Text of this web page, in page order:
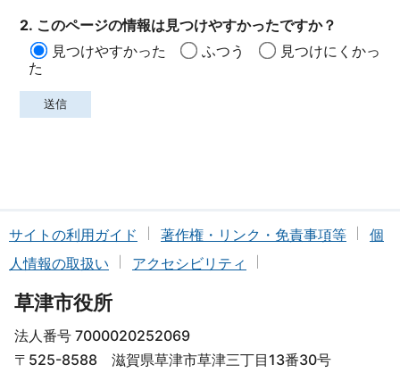
2. このページの情報は見つけやすかったですか？
見つけやすかった
ふつう
見つけにくかっ
た
サイトの利用ガイド 著作権・リンク・免責事項等
個
人情報の取扱い
アクセシビリティ
草津市役所
法人番号 7000020252069
〒525-8588 滋賀県草津市草津三丁目13番30号